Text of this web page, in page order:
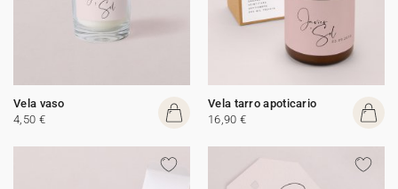
Vela vaso
4,50 €
Vela tarro apoticario
16,90 €